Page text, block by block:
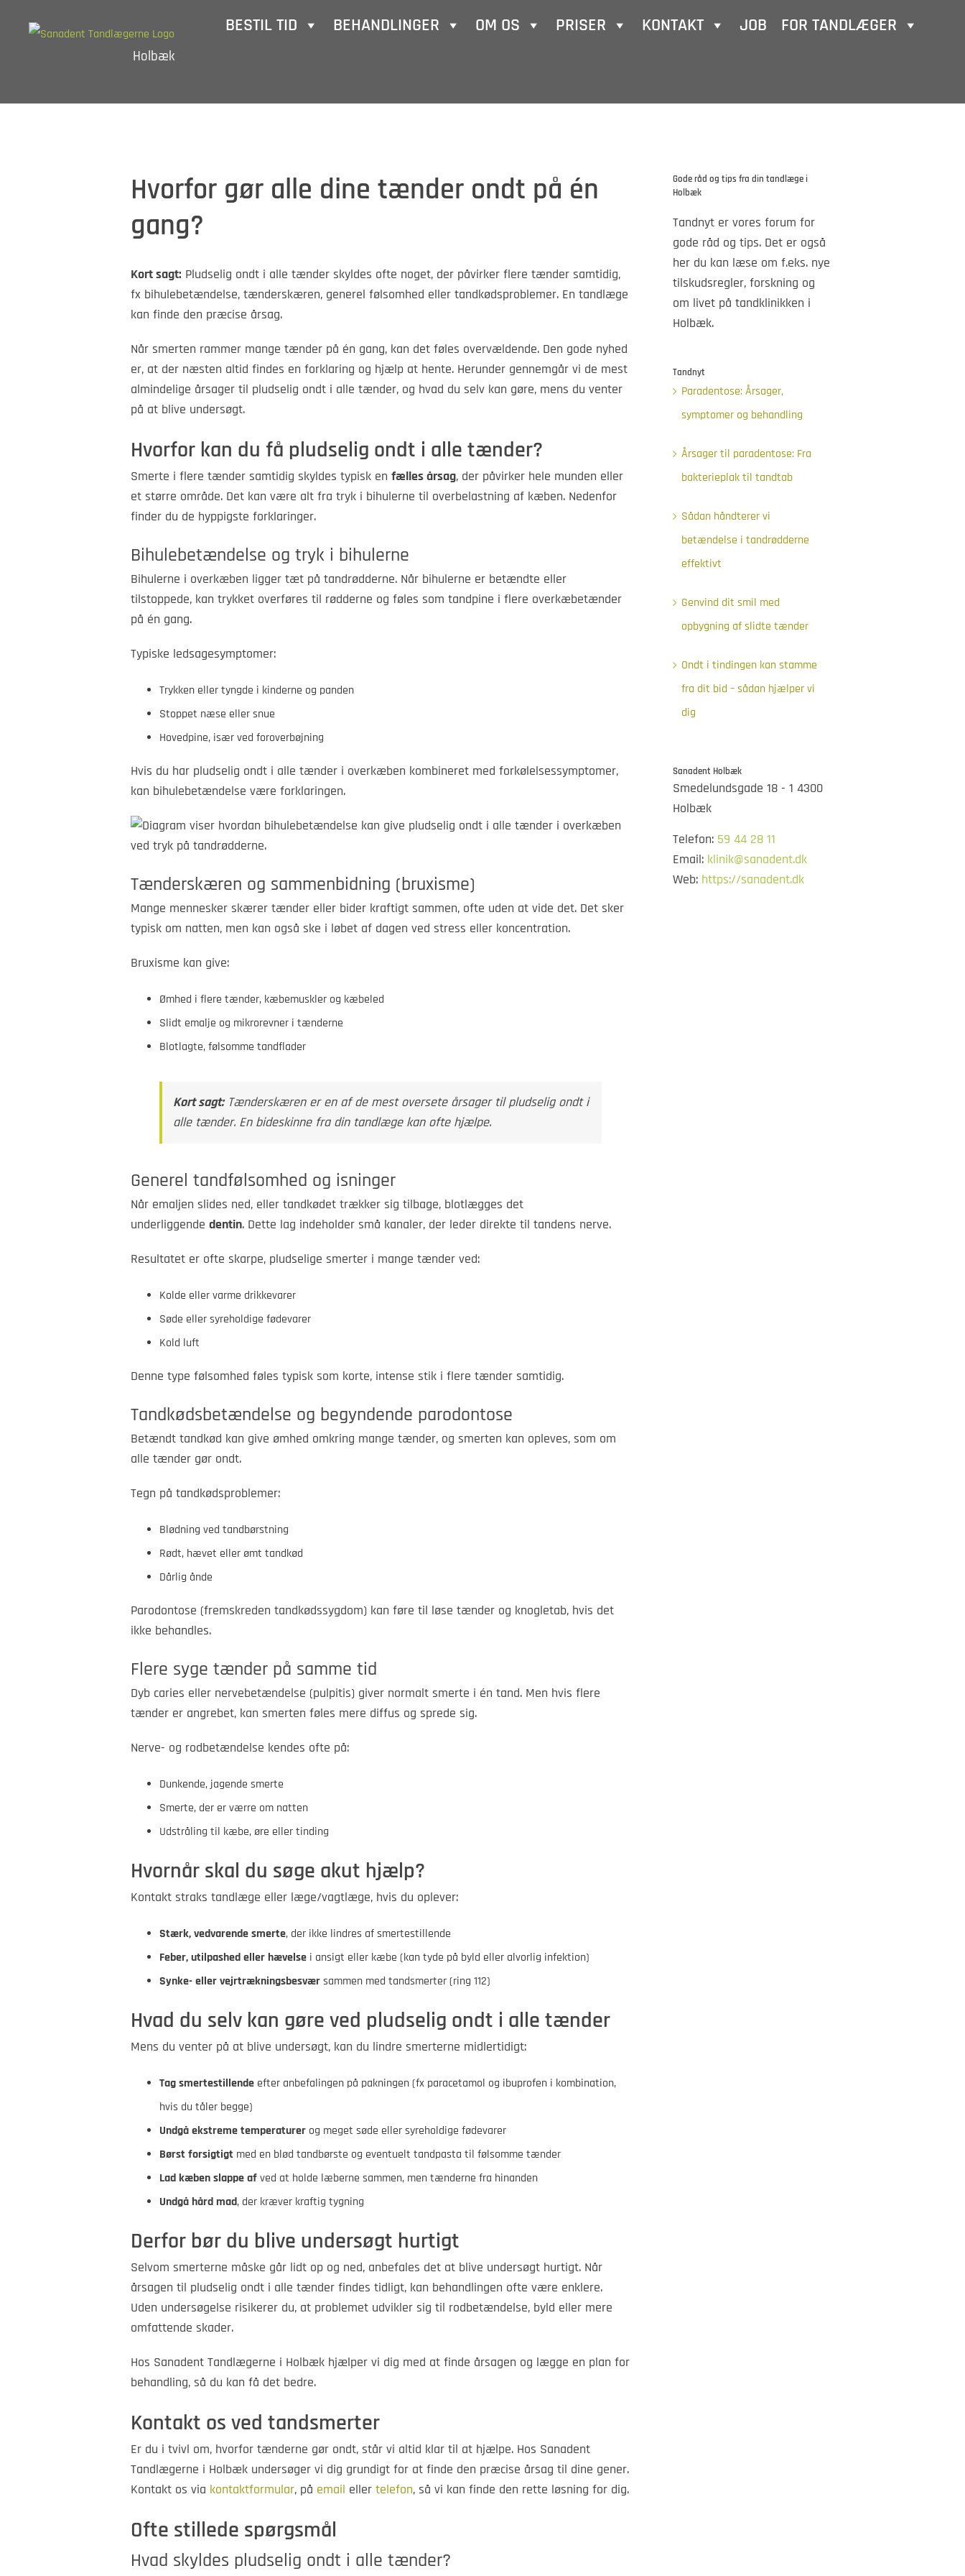
Holbæk
BESTIL TID BEHANDLINGER OM OS PRISER KONTAKT JOB FOR TANDLÆGER
Hvorfor gør alle dine tænder ondt på én
gang?
Kort sagt: Pludselig ondt i alle tænder skyldes ofte noget, der påvirker flere tænder samtidig,
fx bihulebetændelse, tænderskæren, generel følsomhed eller tandkødsproblemer. En tandlæge
kan finde den præcise årsag.
Når smerten rammer mange tænder på én gang, kan det føles overvældende. Den gode nyhed
er, at der næsten altid findes en forklaring og hjælp at hente. Herunder gennemgår vi de mest
almindelige årsager til pludselig ondt i alle tænder, og hvad du selv kan gøre, mens du venter
på at blive undersøgt.
Hvorfor kan du få pludselig ondt i alle tænder?
Smerte i flere tænder samtidig skyldes typisk en fælles årsag, der påvirker hele munden eller
et større område. Det kan være alt fra tryk i bihulerne til overbelastning af kæben. Nedenfor
finder du de hyppigste forklaringer.
Bihulebetændelse og tryk i bihulerne
Bihulerne i overkæben ligger tæt på tandrødderne. Når bihulerne er betændte eller
tilstoppede, kan trykket overføres til rødderne og føles som tandpine i flere overkæbetænder
på én gang.
Typiske ledsagesymptomer:
Trykken eller tyngde i kinderne og panden
Stoppet næse eller snue
Hovedpine, især ved foroverbøjning
Hvis du har pludselig ondt i alle tænder i overkæben kombineret med forkølelsessymptomer,
kan bihulebetændelse være forklaringen.
Tænderskæren og sammenbidning (bruxisme)
Mange mennesker skærer tænder eller bider kraftigt sammen, ofte uden at vide det. Det sker
typisk om natten, men kan også ske i løbet af dagen ved stress eller koncentration.
Bruxisme kan give:
Ømhed i flere tænder, kæbemuskler og kæbeled
Slidt emalje og mikrorevner i tænderne
Blotlagte, følsomme tandflader
Kort sagt:Tænderskæren er en af de mest oversete årsager til pludselig ondt i
alle tænder. En bideskinne fra din tandlæge kan ofte hjælpe.
Generel tandfølsomhed og isninger
Når emaljen slides ned, eller tandkødet trækker sig tilbage, blotlægges det
underliggende dentin. Dette lag indeholder små kanaler, der leder direkte til tandens nerve.
Resultatet er ofte skarpe, pludselige smerter i mange tænder ved:
Kolde eller varme drikkevarer
Søde eller syreholdige fødevarer
Kold luft
Denne type følsomhed føles typisk som korte, intense stik i flere tænder samtidig.
Tandkødsbetændelse og begyndende parodontose
Betændt tandkød kan give ømhed omkring mange tænder, og smerten kan opleves, som om
alle tænder gør ondt.
Tegn på tandkødsproblemer:
Blødning ved tandbørstning
Rødt, hævet eller ømt tandkød
Dårlig ånde
Parodontose (fremskreden tandkødssygdom) kan føre til løse tænder og knogletab, hvis det
ikke behandles.
Flere syge tænder på samme tid
Dyb caries eller nervebetændelse (pulpitis) giver normalt smerte i én tand. Men hvis flere
tænder er angrebet, kan smerten føles mere diffus og sprede sig.
Nerve- og rodbetændelse kendes ofte på:
Dunkende, jagende smerte
Smerte, der er værre om natten
Udstråling til kæbe, øre eller tinding
Hvornår skal du søge akut hjælp?
Kontakt straks tandlæge eller læge/vagtlæge, hvis du oplever:
Stærk, vedvarende smerte, der ikke lindres af smertestillende
Feber, utilpashed eller hævelsei ansigt eller kæbe (kan tyde på byld eller alvorlig infektion)
Synke- eller vejrtrækningsbesværsammen med tandsmerter (ring 112)
Hvad du selv kan gøre ved pludselig ondt i alle tænder
Mens du venter på at blive undersøgt, kan du lindre smerterne midlertidigt:
Tag smertestillendeefter anbefalingen på pakningen (fx paracetamol og ibuprofen i kombination,
hvis du tåler begge)
Undgå ekstreme temperaturerog meget søde eller syreholdige fødevarer
Børst forsigtigtmed en blød tandbørste og eventuelt tandpasta til følsomme tænder
Lad kæben slappe afved at holde læberne sammen, men tænderne fra hinanden
Undgå hård mad, der kræver kraftig tygning
Derfor bør du blive undersøgt hurtigt
Selvom smerterne måske går lidt op og ned, anbefales det at blive undersøgt hurtigt. Når
årsagen til pludselig ondt i alle tænder findes tidligt, kan behandlingen ofte være enklere.
Uden undersøgelse risikerer du, at problemet udvikler sig til rodbetændelse, byld eller mere
omfattende skader.
Hos Sanadent Tandlægerne i Holbæk hjælper vi dig med at finde årsagen og lægge en plan for
behandling, så du kan få det bedre.
Kontakt os ved tandsmerter
Er du i tvivl om, hvorfor tænderne gør ondt, står vi altid klar til at hjælpe. Hos Sanadent
Tandlægerne i Holbæk undersøger vi dig grundigt for at finde den præcise årsag til dine gener.
Kontakt os via kontaktformular, på email eller telefon, så vi kan finde den rette løsning for dig.
Ofte stillede spørgsmål
Hvad skyldes pludselig ondt i alle tænder?
Gode råd og tips fra din tandlæge i
Holbæk
Tandnyt er vores forum for
gode råd og tips. Det er også
her du kan læse om f.eks. nye
tilskudsregler, forskning og
om livet på tandklinikken i
Holbæk.
Tandnyt
Paradentose: Årsager,
symptomer og behandling
Årsager til paradentose: Fra
bakterieplak til tandtab
Sådan håndterer vi
betændelse i tandrødderne
effektivt
Genvind dit smil med
opbygning af slidte tænder
Ondt i tindingen kan stamme
fra dit bid – sådan hjælper vi
dig
Sanadent Holbæk
Smedelundsgade 18 - 1 4300
Holbæk
Telefon: 59 44 28 11
Email: klinik@sanadent.dk
Web: https://sanadent.dk